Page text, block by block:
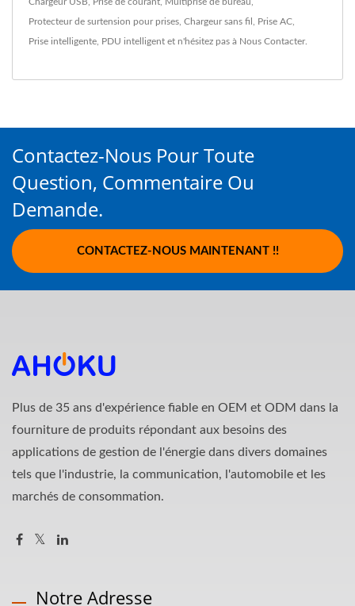
Protecteur de surtension pour prises Chargeur sans fil Prise AC
Prise intelligente PDU intelligent et n'hésitez pas à Nous Contacter.
Contactez-Nous Pour Toute
Question, Commentaire Ou
Demande.
CONTACTEZ-NOUS MAINTENANT !!
Plus de 35 ans d'expérience fiable en OEM et ODM dans la
fourniture de produits répondant aux besoins des
applications de gestion de l'énergie dans divers domaines
tels que l'industrie, la communication, l'automobile et les
marchés de consommation.
Notre Adresse